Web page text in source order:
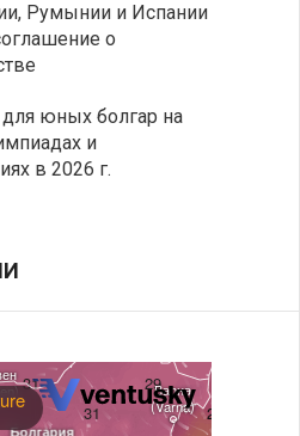
Румынии и Испании
о
юных болгар на
и
в 2026 г.